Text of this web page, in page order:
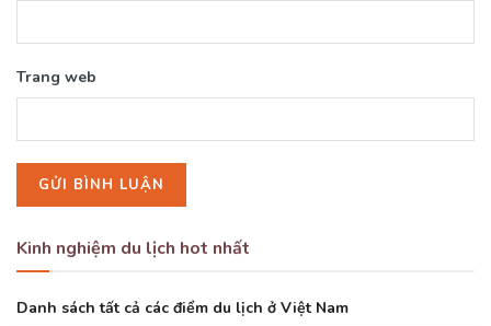
Trang web
Kinh nghiệm du lịch hot nhất
Danh sách tất cả các điểm du lịch ở Việt Nam